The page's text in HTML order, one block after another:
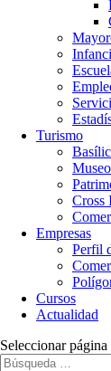
Turismo
Cross
Empresas
Perfil
Cursos
Actualidad
Seleccionar página